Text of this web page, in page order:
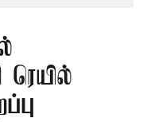
ரெயில்